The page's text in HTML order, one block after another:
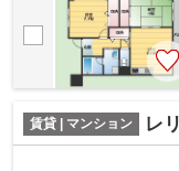
賃貸 | マンション レ